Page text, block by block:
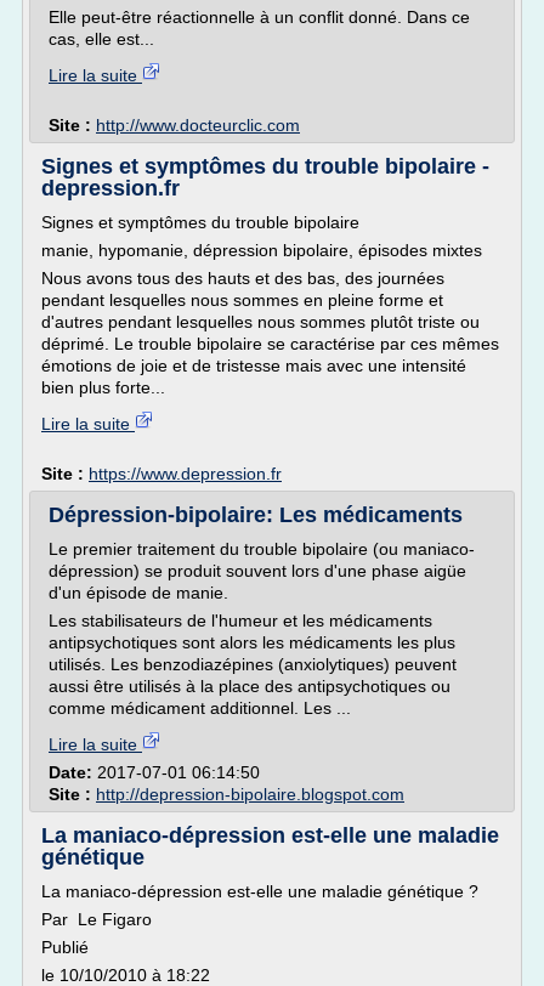
Elle peut-être réactionnelle à un conflit donné. Dans ce
cas, elle est...
Lire la suite
Site : http://www.docteurclic.com
Signes et symptômes du trouble bipolaire -
depression.fr
Signes et symptômes du trouble bipolaire
manie, hypomanie, dépression bipolaire, épisodes mixtes
Nous avons tous des hauts et des bas, des journées
pendant lesquelles nous sommes en pleine forme et
d'autres pendant lesquelles nous sommes plutôt triste ou
déprimé. Le trouble bipolaire se caractérise par ces mêmes
émotions de joie et de tristesse mais avec une intensité
bien plus forte...
Lire la suite
Site : https://www.depression.fr
Dépression-bipolaire: Les médicaments
Le premier traitement du trouble bipolaire (ou maniaco-
dépression) se produit souvent lors d'une phase aigüe
d'un épisode de manie.
Les stabilisateurs de l'humeur et les médicaments
antipsychotiques sont alors les médicaments les plus
utilisés. Les benzodiazépines (anxiolytiques) peuvent
aussi être utilisés à la place des antipsychotiques ou
comme médicament additionnel. Les ...
Lire la suite
Date: 2017-07-01 06:14:50
Site : http://depression-bipolaire.blogspot.com
La maniaco-dépression est-elle une maladie
génétique
La maniaco-dépression est-elle une maladie génétique ?
Par Le Figaro
Publié
le 10/10/2010 à 18:22